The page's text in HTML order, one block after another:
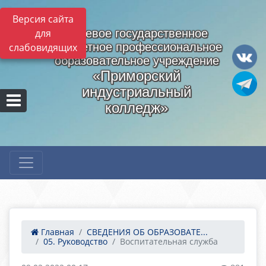
Версия сайта
для
слабовидящих
Краевое государственное
бюджетное профессиональное
образовательное учреждение
«Приморский
индустриальный
колледж»
Главная
СВЕДЕНИЯ ОБ ОБРАЗОВАТЕ...
05. Руководство
Воспитательная служба